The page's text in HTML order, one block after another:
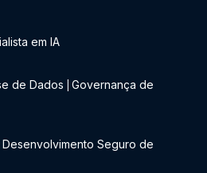
em IA
de Dados
Governança de
Seguro de